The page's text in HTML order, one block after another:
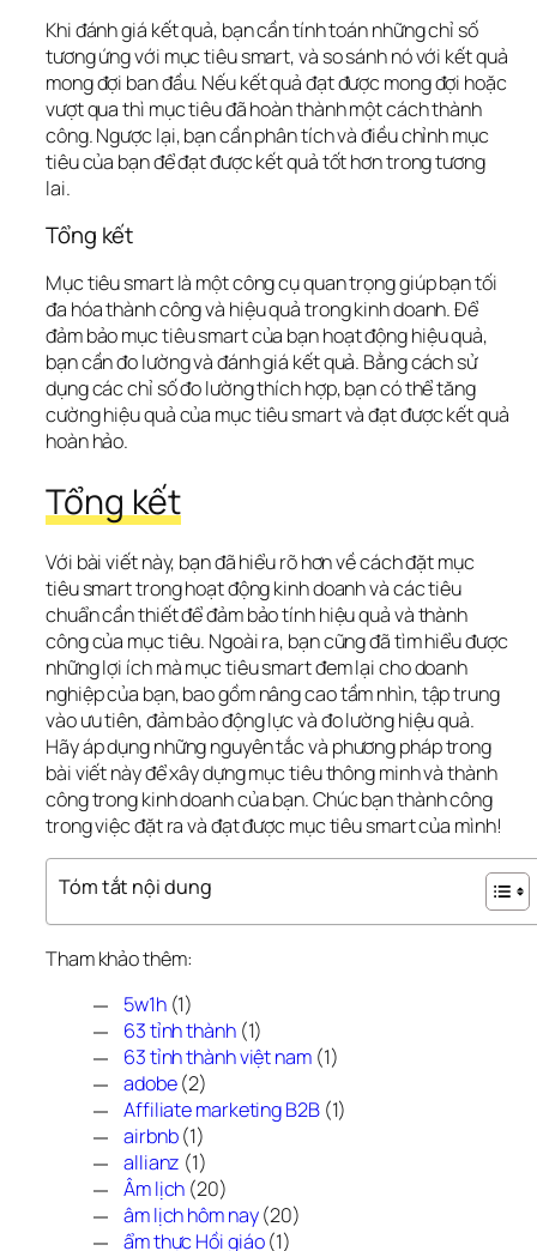
Khi đánh giá kết quả, bạn cần tính toán những chỉ số
tương ứng với mục tiêu smart, và so sánh nó với kết quả
mong đợi ban đầu. Nếu kết quả đạt được mong đợi hoặc
vượt qua thì mục tiêu đã hoàn thành một cách thành
công. Ngược lại, bạn cần phân tích và điều chỉnh mục
tiêu của bạn để đạt được kết quả tốt hơn trong tương
lai.
Tổng kết
Mục tiêu smart là một công cụ quan trọng giúp bạn tối
đa hóa thành công và hiệu quả trong kinh doanh. Để
đảm bảo mục tiêu smart của bạn hoạt động hiệu quả,
bạn cần đo lường và đánh giá kết quả. Bằng cách sử
dụng các chỉ số đo lường thích hợp, bạn có thể tăng
cường hiệu quả của mục tiêu smart và đạt được kết quả
hoàn hảo.
Tổng kết
Với bài viết này, bạn đã hiểu rõ hơn về cách đặt mục
tiêu smart trong hoạt động kinh doanh và các tiêu
chuẩn cần thiết để đảm bảo tính hiệu quả và thành
công của mục tiêu. Ngoài ra, bạn cũng đã tìm hiểu được
những lợi ích mà mục tiêu smart đem lại cho doanh
nghiệp của bạn, bao gồm nâng cao tầm nhìn, tập trung
vào ưu tiên, đảm bảo động lực và đo lường hiệu quả.
Hãy áp dụng những nguyên tắc và phương pháp trong
bài viết này để xây dựng mục tiêu thông minh và thành
công trong kinh doanh của bạn. Chúc bạn thành công
trong việc đặt ra và đạt được mục tiêu smart của mình!
Tóm tắt nội dung
Tham khảo thêm:
5w1h(1)
63 tỉnh thành(1)
63 tỉnh thành việt nam(1)
adobe(2)
Affiliate marketing B2B(1)
airbnb(1)
allianz (1)
Âm lịch (20)
âm lịch hôm nay(20)
ẩm thực Hồi giáo(1)